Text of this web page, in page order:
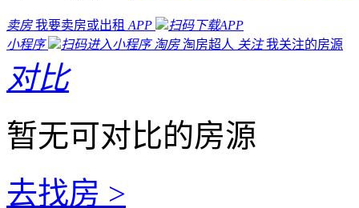
卖房 我要卖房或出租 APP
扫码下载APP
小程序
扫码进入小程序 淘房 淘房超人 关注 我关注的房源
对比
暂无可对比的房源
去找房 >